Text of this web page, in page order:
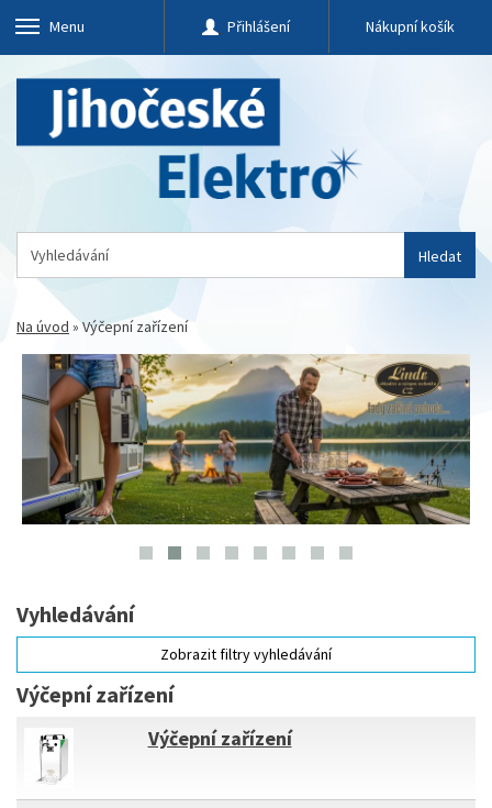
Menu Přihlášení Nákupní košík
Hledat
Na úvod »Výčepní zařízení
Vyhledávání
Zobrazit filtry vyhledávání
Výčepní zařízení
Výčepní zařízení